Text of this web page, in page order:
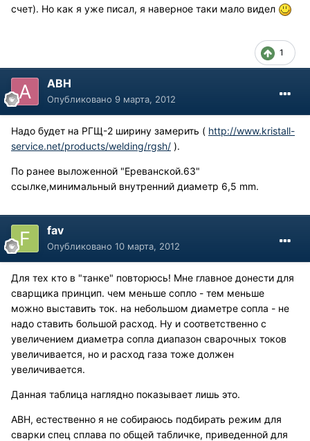
счет). Но как я уже писал, я наверное таки мало видел
1
АВН
Опубликовано 9 марта, 2012
Надо будет на РГЩ-2 ширину замерить ( http://www.kristall-
service.net/products/welding/rgsh/ ).
По ранее выложенной "Ереванской.63"
ссылке,минимальный внутренний диаметр 6,5 mm.
fav
Опубликовано 10 марта, 2012
Для тех кто в "танке" повторюсь! Мне главное донести для
сварщика принцип. чем меньше сопло - тем меньше
можно выставить ток. на небольшом диаметре сопла - не
надо ставить большой расход. Ну и соответственно с
увеличением диаметра сопла диапазон сварочных токов
увеличивается, но и расход газа тоже должен
увеличивается.
Данная таблица наглядно показывает лишь это.
АВН, естественно я не собираюсь подбирать режим для
сварки спец сплава по общей табличке, приведенной для